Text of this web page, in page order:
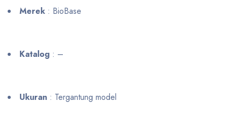
Merek : BioBase
Katalog : –
Ukuran : Tergantung model